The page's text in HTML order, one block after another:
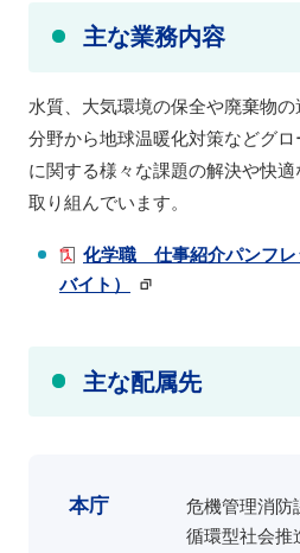
主な業務内容
水質、大気環境の保全や廃棄物
分野から地球温暖化対策などグ
に関する様々な課題の解決や快
取り組んでいます。
化学職 仕事紹介パンフレ
バイト）
主な配属先
本庁
危機管理消防
循環型社会推